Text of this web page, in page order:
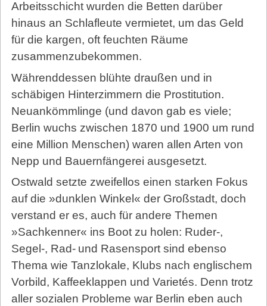
Arbeitsschicht wurden die Betten darüber
hinaus an Schlafleute vermietet, um das Geld
für die kargen, oft feuchten Räume
zusammenzubekommen.
Währenddessen blühte draußen und in
schäbigen Hinterzimmern die Prostitution.
Neuankömmlinge (und davon gab es viele;
Berlin wuchs zwischen 1870 und 1900 um rund
eine Million Menschen) waren allen Arten von
Nepp und Bauernfängerei ausgesetzt.
Ostwald setzte zweifellos einen starken Fokus
auf die »dunklen Winkel« der Großstadt, doch
verstand er es, auch für andere Themen
»Sachkenner« ins Boot zu holen: Ruder-,
Segel-, Rad- und Rasensport sind ebenso
Thema wie Tanzlokale, Klubs nach englischem
Vorbild, Kaffeeklappen und Varietés. Denn trotz
aller sozialen Probleme war Berlin eben auch